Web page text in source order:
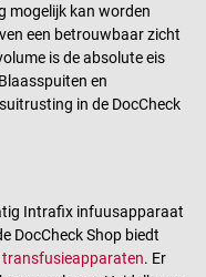
mogelijk kan worden
een betrouwbaar zicht
is de absolute eis
en
in de DocCheck
Intrafix infuusapparaat
DocCheck Shop biedt
transfusieapparaten. Er